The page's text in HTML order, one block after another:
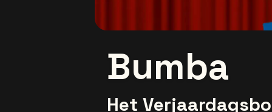
Bumba
Het